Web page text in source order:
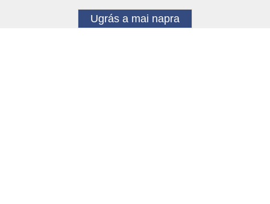
Ugrás a mai napra